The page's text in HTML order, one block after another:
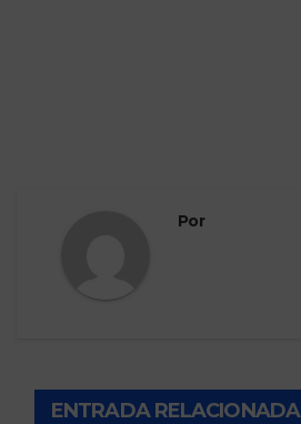
Por
ENTRADA RELACIONADA